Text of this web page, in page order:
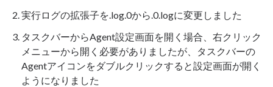
実行ログの拡張子を.log.0から.0.logに変更しました
タスクバーからAgent設定画面を開く場合、右クリック
メニューから開く必要がありましたが、タスクバーの
Agentアイコンをダブルクリックすると設定画面が開く
ようになりました